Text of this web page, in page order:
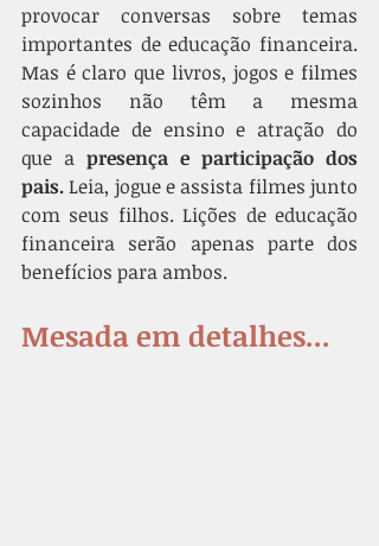
provocar conversas sobre temas
importantes de educação financeira.
Mas é claro que livros, jogos e filmes
sozinhos não têm a mesma
capacidade de ensino e atração do
que a presença e participação dos
pais. Leia, jogue e assista filmes junto
com seus filhos. Lições de educação
financeira serão apenas parte dos
benefícios para ambos.
Mesada em detalhes...